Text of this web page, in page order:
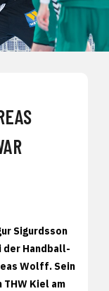
Sigurdsson
der Handball-
Wolff. Sein
Kiel am